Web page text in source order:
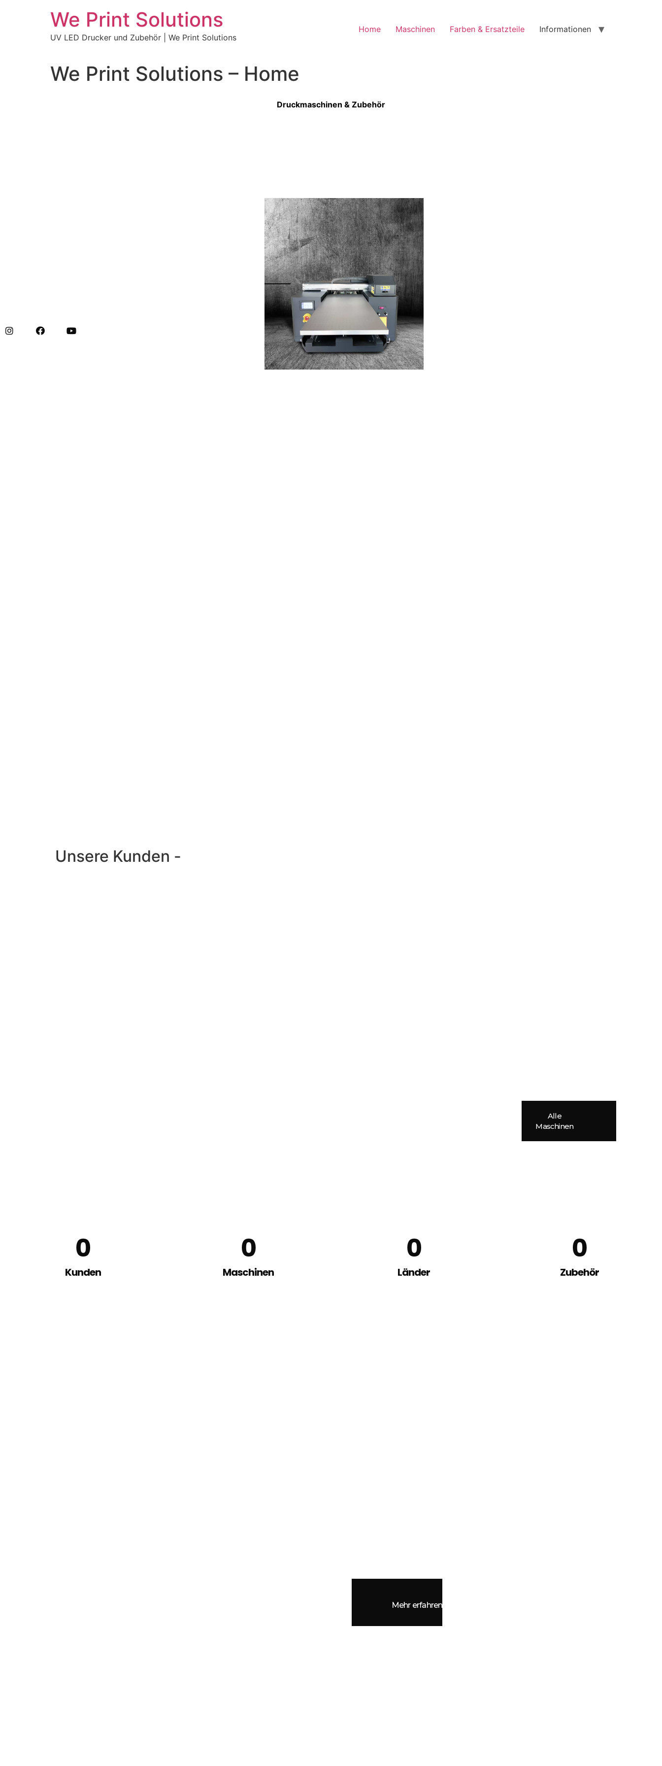
We Print Solutions
UV LED Drucker und Zubehör | We Print Solutions
Home Maschinen Farben & Ersatzteile Informationen
We Print Solutions – Home
Druckmaschinen & Zubehör
Unsere Kunden -
Alle
Maschinen
0
Kunden
0
Maschinen
0
Länder
0
Zubehör
Mehr erfahren